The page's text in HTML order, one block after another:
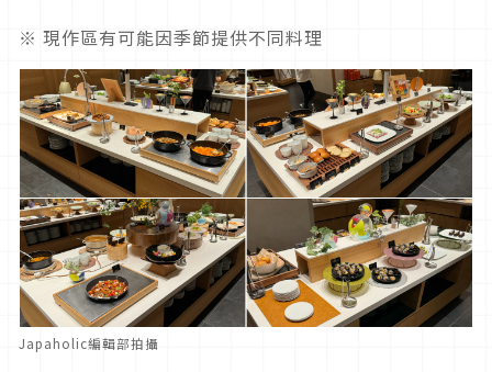
※ 現作區有可能因季節提供不同料理
Japaholic編輯部拍攝